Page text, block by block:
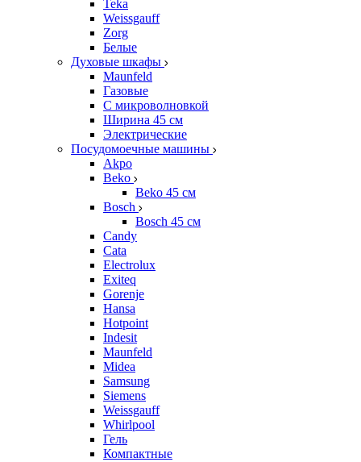
Teka
Weissgauff
Zorg
Белые
Духовые шкафы
Maunfeld
Газовые
С микроволновкой
Ширина 45 см
Электрические
Посудомоечные машины
Akpo
Beko
Beko 45 см
Bosch
Bosch 45 см
Candy
Cata
Electrolux
Exiteq
Gorenje
Hansa
Hotpoint
Indesit
Maunfeld
Midea
Samsung
Siemens
Weissgauff
Whirlpool
Гель
Компактные